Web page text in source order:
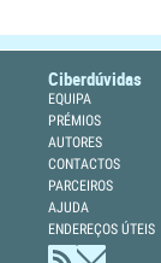
Ciberdúvidas
EQUIPA
PRÉMIOS
AUTORES
CONTACTOS
PARCEIROS
AJUDA
ENDEREÇOS ÚTEIS